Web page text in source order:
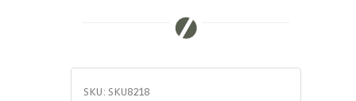
SKU: SKU8218